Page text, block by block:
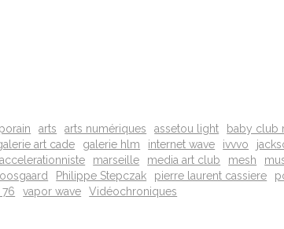
arts arts numériques assetou light baby club
art cade galerie hlm internet wave ivvvo
marseille media art club mesh
Philippe Stepczak pierre laurent cassiere
vapor wave Vidéochroniques